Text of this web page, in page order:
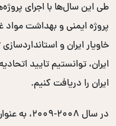
طی این سال‌ها با اجرای
ایران را دریافت کنیم.
در سال